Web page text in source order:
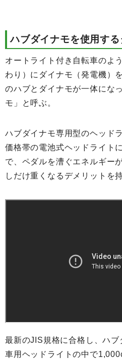
ハブダイナモを使用す
オートライト付き自転車のよ
わり）にダイナモ（発電機）
のハブとダイナモが一体にな
モ」と呼ぶ。
ハブダイナモ専用型のヘッド
価格帯の電池式ヘッドライト
で、ペダルを漕ぐエネルギー
しだけ重くなるデメリットを持
最新のJIS規格に合格し、ハ
車用ヘッドライトの中で